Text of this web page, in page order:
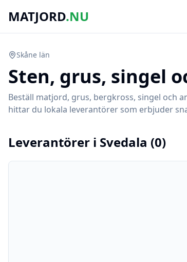
MATJORD.NU
Skåne län
Sten, grus, singel
Beställ matjord, grus, bergkross, singel och
hittar du lokala leverantörer som erbjuder
Leverantörer i Svedala (0)